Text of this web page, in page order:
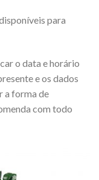
para
o data e horário
e os dados
a forma de
com todo